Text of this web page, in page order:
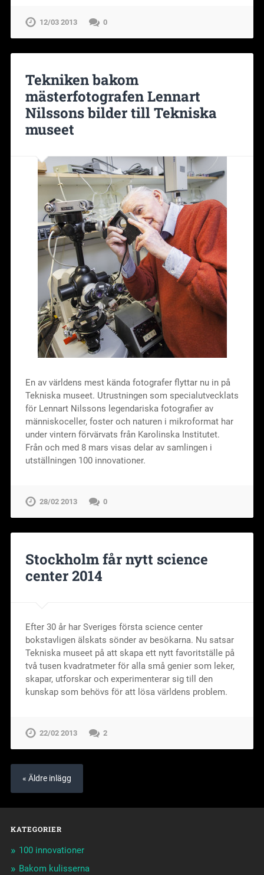
12/03 2013 0
Tekniken bakom
mästerfotografen Lennart
Nilssons bilder till Tekniska
museet
En av världens mest kända fotografer flyttar nu in på
Tekniska museet. Utrustningen som specialutvecklats
för Lennart Nilssons legendariska fotografier av
människoceller, foster och naturen i mikroformat har
under vintern förvärvats från Karolinska Institutet.
Från och med 8 mars visas delar av samlingen i
utställningen 100 innovationer.
28/02 2013 0
Stockholm får nytt science
center 2014
Efter 30 år har Sveriges första science center
bokstavligen älskats sönder av besökarna. Nu satsar
Tekniska museet på att skapa ett nytt favoritställe på
två tusen kvadratmeter för alla små genier som leker,
skapar, utforskar och experimenterar sig till den
kunskap som behövs för att lösa världens problem.
22/02 2013 2
« Äldre inlägg
KATEGORIER
100 innovationer
Bakom kulisserna